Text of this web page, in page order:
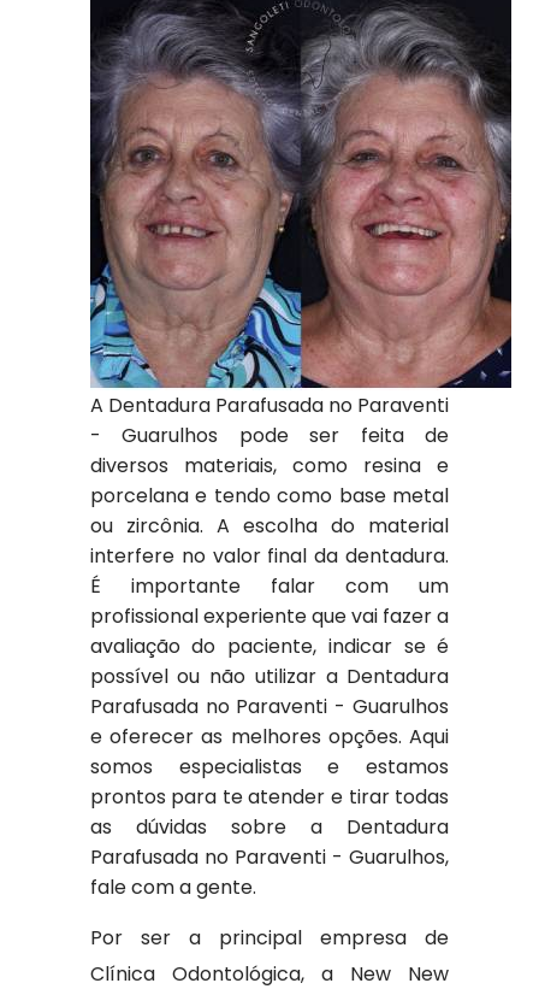
A Dentadura Parafusada no Paraventi
- Guarulhos pode ser feita de
diversos materiais, como resina e
porcelana e tendo como base metal
ou zircônia. A escolha do material
interfere no valor final da dentadura.
É importante falar com um
profissional experiente que vai fazer a
avaliação do paciente, indicar se é
possível ou não utilizar a Dentadura
Parafusada no Paraventi - Guarulhos
e oferecer as melhores opções. Aqui
somos especialistas e estamos
prontos para te atender e tirar todas
as dúvidas sobre a Dentadura
Parafusada no Paraventi - Guarulhos,
fale com a gente.
Por ser a principal empresa de
Clínica Odontológica, a New New